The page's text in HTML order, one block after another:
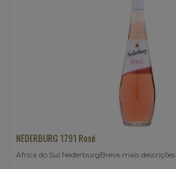
NEDERBURG 1791 Rosé
Africa do Sul NederburgBreve mais descrições..